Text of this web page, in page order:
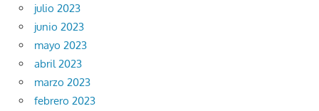
julio 2023
junio 2023
mayo 2023
abril 2023
marzo 2023
febrero 2023